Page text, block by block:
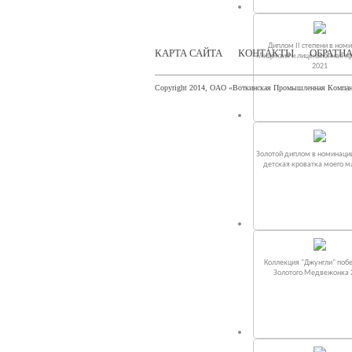
Диплом II степени в
«Лицензия и лицензионная
2021
Золотой диплом в
детская кроватка моего
Коллекция "Джунгли"
Золотого Медвежонка
КАРТА САЙТА КОНТАКТЫ
Copyright 2014, ОАО «Воткинская Промышленная